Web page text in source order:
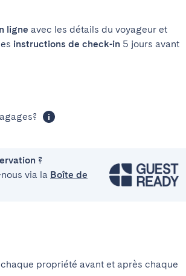
ligne avec les détails du voyageur et
instructions de check-in 5 jours avant
?
via la Boîte de
propriété avant et après chaque